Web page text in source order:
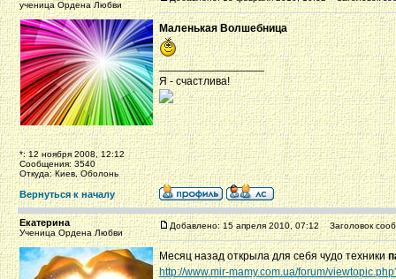
ученица Ордена Любви
*: 12 ноября 2008, 12:12
Сообщения: 3540
Откуда: Киев, Оболонь
Маленькая Волшебница
_________________
Я - счастлива!
Вернуться к началу
Екатерина
Ученица Ордена Любви
Добавлено: 15 апреля 2010, 07:12 Заголовок
Месяц назад открыла для себя чудо техники
http://www.mir-mamy.com.ua/forum/